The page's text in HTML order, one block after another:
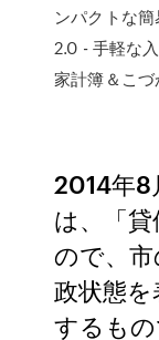
ンパクトな
2.0 - 手軽な
家計簿＆こづ
2014年8
は、「
ので、
政状態
するも